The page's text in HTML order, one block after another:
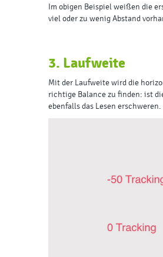
Im obigen Beispiel weißen die
viel oder zu wenig Abstand
3. Laufweite
Mit der Laufweite wird die
richtige Balance zu finden: ist
ebenfalls das Lesen erschweren.